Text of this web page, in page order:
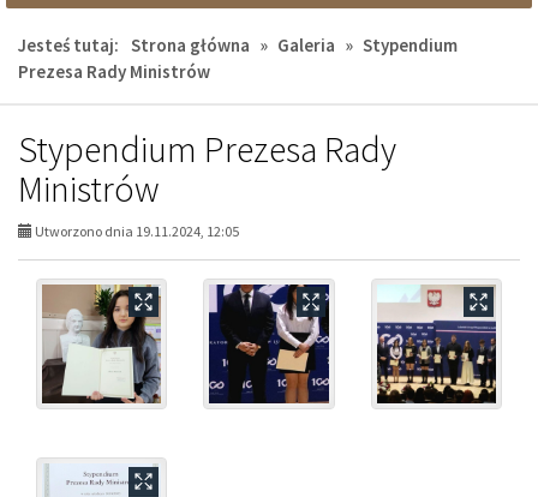
Jesteś tutaj: Strona główna » Galeria » Stypendium
Prezesa Rady Ministrów
Stypendium Prezesa Rady
Ministrów
Utworzono dnia 19.11.2024, 12:05